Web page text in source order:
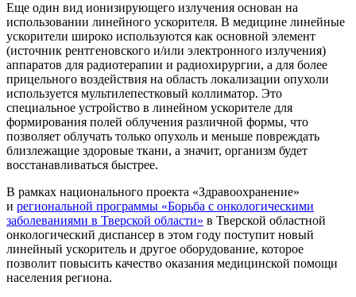
Еще один вид ионизирующего излучения основан на
использовании линейного ускорителя. В медицине линейные
ускорители широко используются как основной элемент
(источник рентгеновского и/или электронного излучения)
аппаратов для радиотерапии и радиохирургии, а для более
прицельного воздействия на область локализации опухоли
используется мультилепестковый коллиматор. Это
специальное устройство в линейном ускорителе для
формирования полей облучения различной формы, что
позволяет облучать только опухоль и меньше повреждать
близлежащие здоровые ткани, а значит, организм будет
восстанавливаться быстрее.
В рамках национального проекта «Здравоохранение»
и региональной программы «Борьба с онкологическими
заболеваниями в Тверской области» в Тверской областной
онкологический диспансер в этом году поступит новый
линейный ускоритель и другое оборудование, которое
позволит повысить качество оказания медицинской помощи
населения региона.